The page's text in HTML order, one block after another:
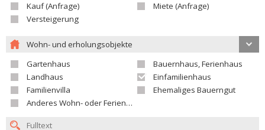
Kauf (Anfrage)
Miete (Anfrage)
Versteigerung
Wohn- und erholungsobjekte
Gartenhaus
Bauernhaus, Ferienhaus
Landhaus
Einfamilienhaus
Familienvilla
Ehemaliges Bauerngut
Anderes Wohn- oder Ferienobjekt